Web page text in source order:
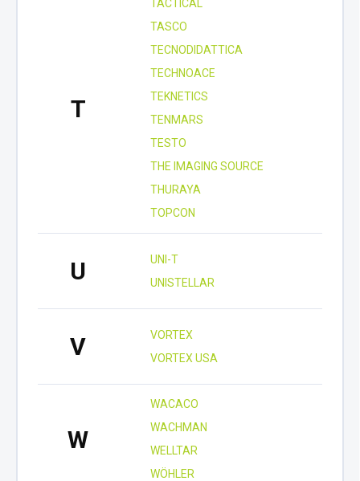
T
TACTICAL
TASCO
TECNODIDATTICA
TECHNOACE
TEKNETICS
TENMARS
TESTO
THE IMAGING SOURCE
THURAYA
TOPCON
U
UNI-T
UNISTELLAR
V
VORTEX
VORTEX USA
W
WACACO
WACHMAN
WELLTAR
WÖHLER